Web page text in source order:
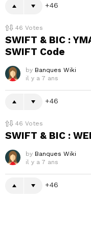
46
46 Votes
SWIFT & BIC :
SWIFT Code
by Banques Wiki
il y a 7 ans
46
46 Votes
SWIFT & BIC :
by Banques Wiki
il y a 7 ans
46